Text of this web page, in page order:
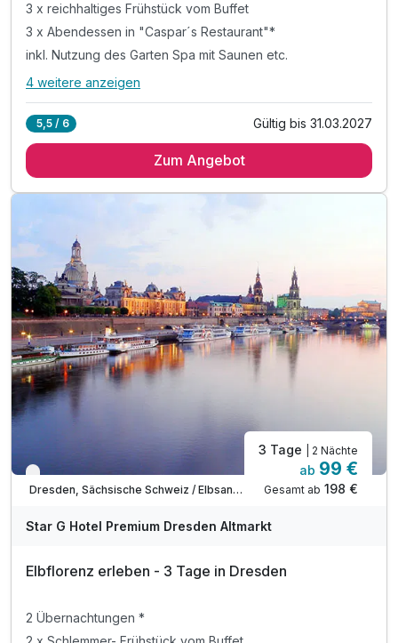
3 x reichhaltiges Frühstück vom Buffet
3 x Abendessen in "Caspar´s Restaurant"*
inkl. Nutzung des Garten Spa mit Saunen etc.
Alle Inklusivleistungen
3 x reichhaltiges Frühstück vom Buffet
inkl. Nutzung des Garten Spa mit Saunen etc.
inkl. Nutzung der historischen Badehäuser
inkl. Getränke der Naturparkquellen auf dem Zimmer
inkl. W-Lan
4 weitere anzeigen
5,5 / 6 Gültig bis 31.03.2027
Zum Angebot
Verfügbar bis November
Dresden, Sächsische Schweiz / Elbsandsteingebirge
3 Tage | 2 Nächte
ab 99 €
Gesamt ab 198 €
Star G Hotel Premium Dresden Altmarkt
Elbflorenz erleben - 3 Tage in Dresden
2 Übernachtungen *